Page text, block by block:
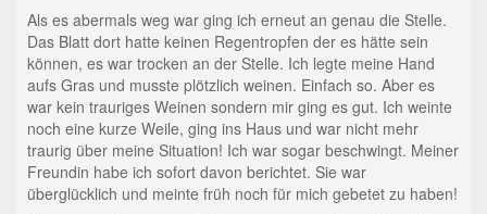
Als es abermals weg war ging ich erneut an genau die Stelle.
Das Blatt dort hatte keinen Regentropfen der es hätte sein
können, es war trocken an der Stelle. Ich legte meine Hand
aufs Gras und musste plötzlich weinen. Einfach so. Aber es
war kein trauriges Weinen sondern mir ging es gut. Ich weinte
noch eine kurze Weile, ging ins Haus und war nicht mehr
traurig über meine Situation! Ich war sogar beschwingt. Meiner
Freundin habe ich sofort davon berichtet. Sie war
überglücklich und meinte früh noch für mich gebetet zu haben!